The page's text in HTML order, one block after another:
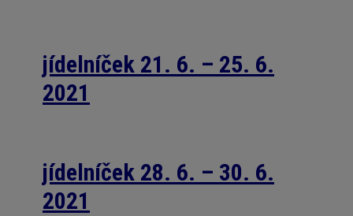
jídelníček 21. 6. – 25. 6.
2021
jídelníček 28. 6. – 30. 6.
2021